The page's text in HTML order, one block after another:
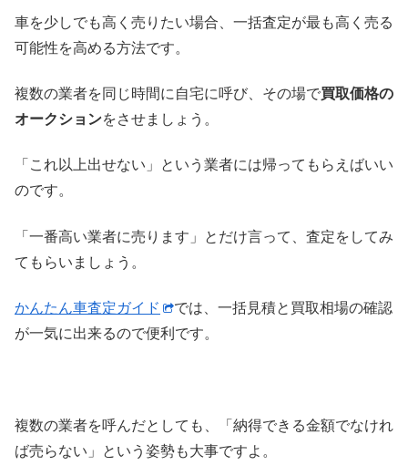
車を少しでも高く売りたい場合、一括査定が最も高く売る
可能性を高める方法です。
複数の業者を同じ時間に自宅に呼び、その場で買取価格の
オークションをさせましょう。
「これ以上出せない」という業者には帰ってもらえばいい
のです。
「一番高い業者に売ります」とだけ言って、査定をしてみ
てもらいましょう。
かんたん車査定ガイド
では、一括見積と買取相場の確認
が一気に出来るので便利です。
複数の業者を呼んだとしても、「納得できる金額でなけれ
ば売らない」という姿勢も大事ですよ。